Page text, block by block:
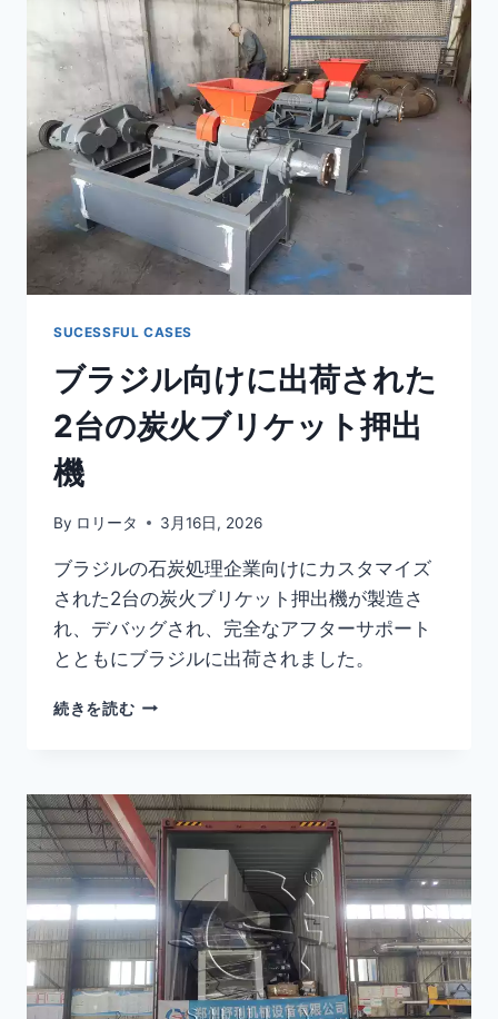
ア
へ
の
シ
ー
シ
ャ
炭
ー
ー
タ
レ
ト
プ
機
出
SUCESSFUL CASES
ブラジル向けに出荷された
2台の炭火ブリケット押出
機
By ロリータ 3月16日, 2026
ブラジルの石炭処理企業向けにカスタマイズ
された2台の炭火ブリケット押出機が製造さ
れ、デバッグされ、完全なアフターサポート
とともにブラジルに出荷されました。
続きを読むブ
向
け
に
出
荷
れ
た
2
台